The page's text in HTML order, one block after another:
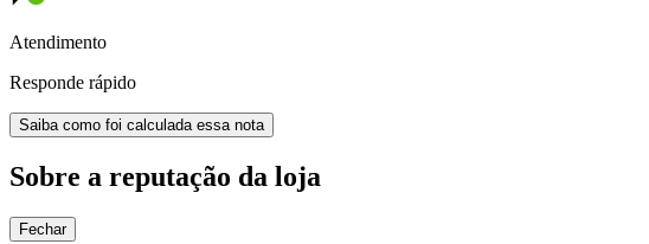
Atendimento
Responde rápido
Saiba como foi calculada essa nota
Sobre a reputação da loja
Fechar